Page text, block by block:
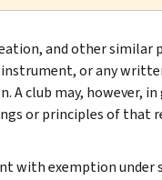
and other similar
or any
A club may,
or principles of that
with exemption under